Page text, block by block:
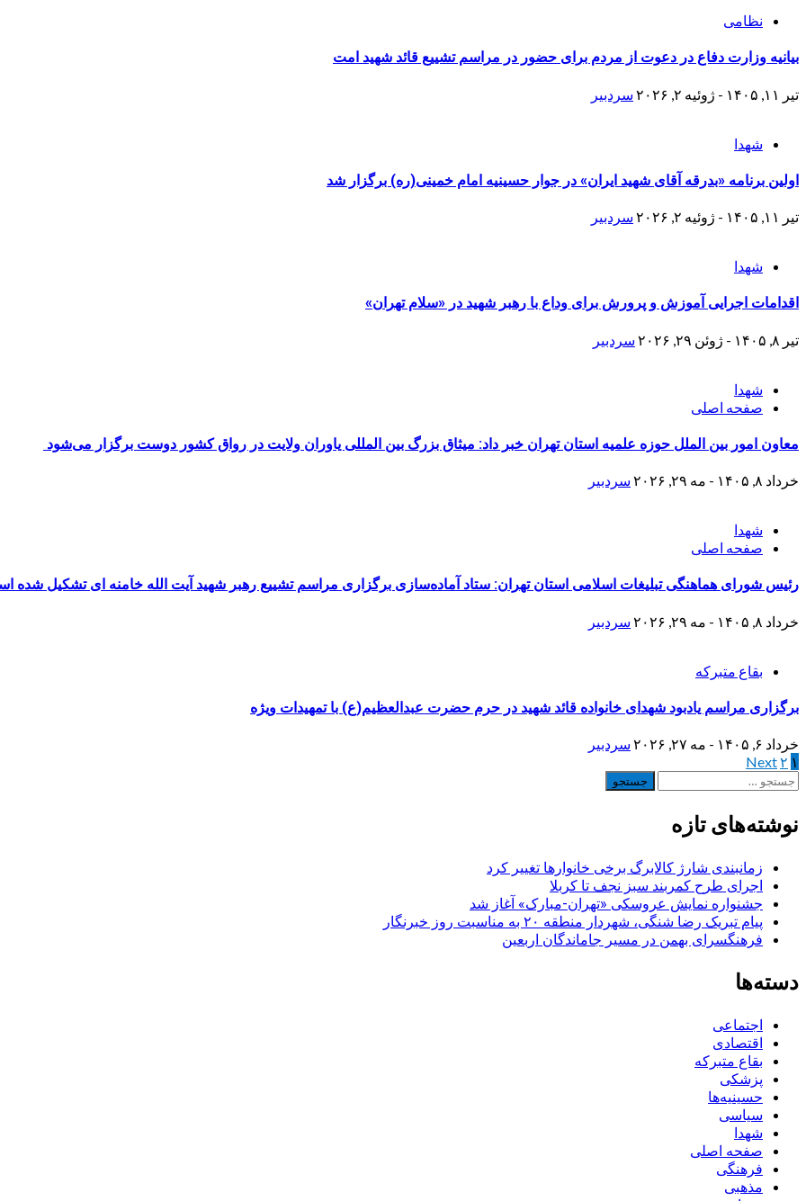
نظامی
بیانیه وزارت دفاع در دعوت از مردم برای حضور در مراسم تشییع قائد شهید امت
تیر ۱۱, ۱۴۰۵ - ژوئیه ۲, ۲۰۲۶ سردبیر
شهدا
اولین برنامه «بدرقه آقای شهید ایران» در جوار حسینیه امام خمینی(ره) برگزار شد
تیر ۱۱, ۱۴۰۵ - ژوئیه ۲, ۲۰۲۶ سردبیر
شهدا
اقدامات اجرایی آموزش و پرورش برای وداع با رهبر شهید در «سلام تهران»
تیر ۸, ۱۴۰۵ - ژوئن ۲۹, ۲۰۲۶ سردبیر
شهدا
صفحه اصلی
معاون امور بین الملل حوزه علمیه استان تهران خبر داد: میثاق بزرگ بین المللی یاوران ولایت در رواق کشور دوست برگزار می‌شود
خرداد ۸, ۱۴۰۵ - مه ۲۹, ۲۰۲۶ سردبیر
شهدا
صفحه اصلی
رئیس شورای هماهنگی تبلیغات اسلامی استان تهران: ستاد آماده‌سازی برگزاری مراسم تشییع رهبر شهید آیت الله خامنه ای تشکیل شده
خرداد ۸, ۱۴۰۵ - مه ۲۹, ۲۰۲۶ سردبیر
بقاع متبرکه
برگزاری مراسم یادبود شهدای خانواده قائد شهید در حرم حضرت عبدالعظیم(ع) با تمهیدات ویژه
خرداد ۶, ۱۴۰۵ - مه ۲۷, ۲۰۲۶ سردبیر
صفحه‌بندی
نوشته‌ها
۱ ۲Next
جستجو
نوشته‌های تازه
زمانبندی شارژ کالابرگ برخی خانوارها تغییر کرد
اجرای طرح کمربند سبز نجف تا کربلا
جشنواره نمایش عروسکی «تهران-مبارک» آغاز شد
پیام تبریک رضا شنگی، شهردار منطقه ۲۰ به مناسبت روز خبرنگار
فرهنگسرای بهمن در مسیر جاماندگان اربعین
دسته‌ها
اجتماعی
اقتصادی
بقاع متبرکه
پزشکی
حسینیه‌ها
سیاسی
شهدا
صفحه اصلی
فرهنگی
مذهبی